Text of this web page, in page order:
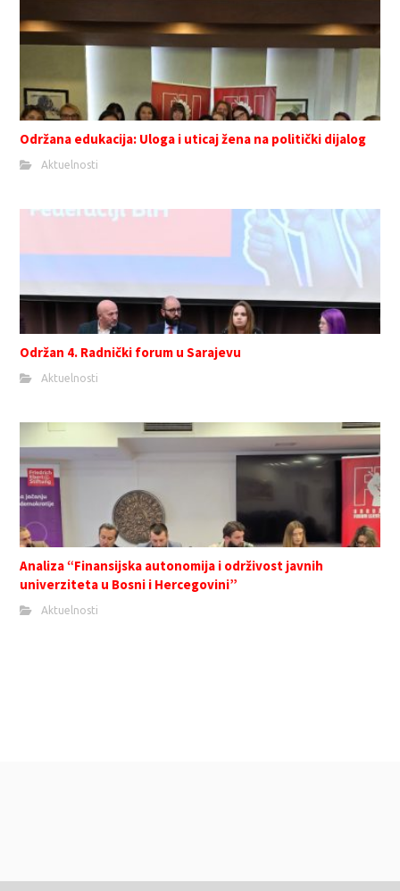
Održana edukacija: Uloga i uticaj žena na politički dijalog
Aktuelnosti
Održan 4. Radnički forum u Sarajevu
Aktuelnosti
Analiza “Finansijska autonomija i održivost javnih
univerziteta u Bosni i Hercegovini”
Aktuelnosti